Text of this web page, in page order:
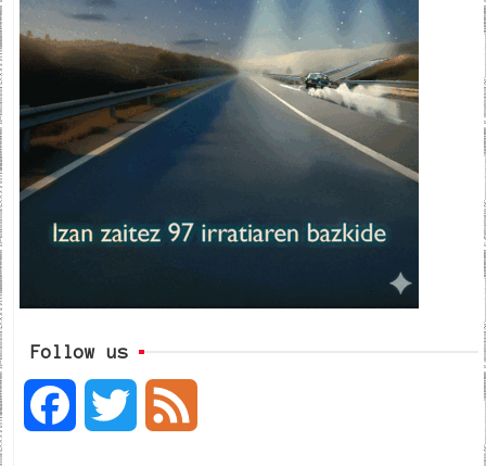
Follow us